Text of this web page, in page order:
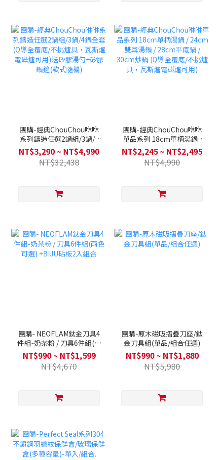
團購-經典ChouChou咻咻
系列鑄造任選2鍋組/3鍋/4
鍋全套(Q導全覆底/不挑爐
具，瓦斯爐電磁爐可用)送矽
膠湯勺+矽膠鍋鏟(款式隨機)
NT$3,290 ~ NT$4,990
NT$32,438
團購-經典ChouChou咻咻
單品系列 18cm單柄湯鍋 /
24cm雙耳湯鍋 / 28cm平底
鍋 / 30cm炒鍋 (Q導全覆底/
不挑爐具，瓦斯爐電磁爐可
NT$2,245 ~ NT$2,495
NT$4,990
團購- NEOFLAM鈦金刀具4
件組-奶茶粉 / 刀具6件組(兩
色可選) +BIJU砧板2入組合
NT$990 ~ NT$1,599
NT$4,670
團購-原木磁吸摺疊刀座/鈦
金刀具組(單品/組合任選)
NT$990 ~ NT$1,880
NT$5,980